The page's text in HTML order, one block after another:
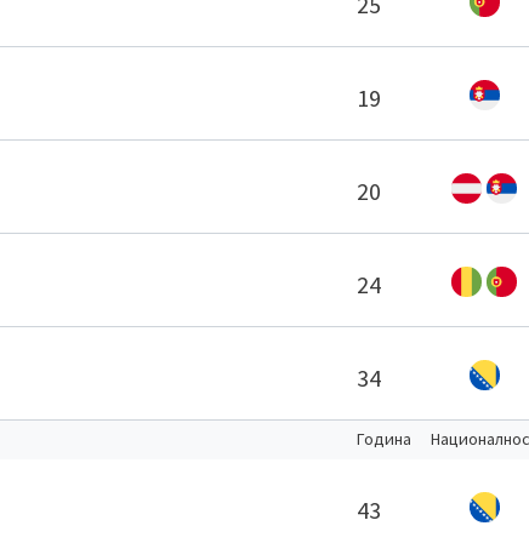
19
20
24
34
Година
43